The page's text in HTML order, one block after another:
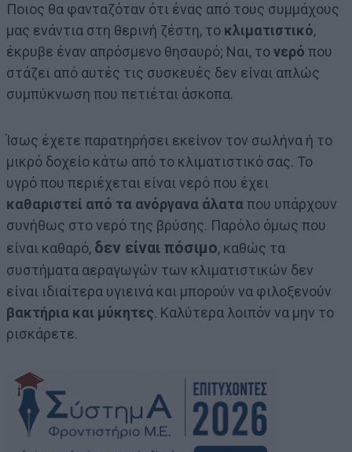
Ποιος θα φανταζόταν ότι ένας από τους συμμάχους
μας ενάντια στη θερινή ζέστη, το κλιματιστικό,
έκρυβε έναν απρόσμενο θησαυρό; Ναι, τονερό που
στάζει από αυτές τις συσκευές δεν είναι απλώς
συμπύκνωση που πετιέται άσκοπα.
Ίσως έχετε παρατηρήσει εκείνον τον σωλήνα ή το
μικρό δοχείο κάτω από το κλιματιστικό σας. Το
υγρό που περιέχεται είναι νερό που έχει
καθαριστεί από τα ανόργανα άλαταπου υπάρχουν
συνήθως στο νερό της βρύσης. Παρόλο όμως που
είναι καθαρό, δεν είναι πόσιμο, καθώς τα
συστήματα αεραγωγών των κλιματιστικών δεν
είναι ιδιαίτερα υγιεινά και μπορούν να φιλοξενούν
βακτήρια και μύκητες. Καλύτερα λοιπόν να μην το
ρισκάρετε.